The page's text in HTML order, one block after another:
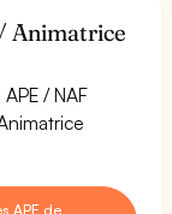
Animatrice
/ NAF
APE de